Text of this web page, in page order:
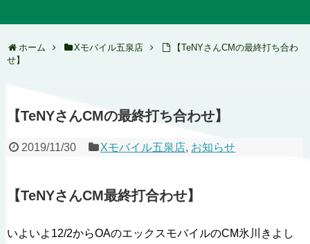
ホーム Xモバイル五泉店
【TeNYさんCMの最終打ち合わ
せ】
【TeNYさんCMの最終打ち合わせ】
2019/11/30 Xモバイル五泉店, お知らせ
【TeNYさんCM最終打合わせ】
いよいよ12/2からOAのエックスモバイルのCM氷川きよし